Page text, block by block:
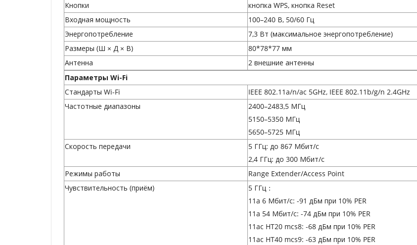
Кнопки
кнопка WPS, кнопка Reset
Входная мощность
100–240 В, 50/60 Гц
Энергопотребление
7,3 Вт (максимальное энергопотребление)
Размеры (Ш × Д × В)
80*78*77 мм
Антенна
2 внешние антенны
Параметры Wi-Fi
Стандарты Wi-Fi
IEEE 802.11a/n/ac 5GHz, IEEE 802.11b/g/n 2.4GHz
Частотные диапазоны
2400–2483,5 МГц
5150–5350 МГц
5650–5725 МГц
Скороcть передачи
5 ГГц: до 867 Мбит/с
2,4 ГГц: до 300 Мбит/с
Режимы работы
Range Extender/Access Point
Чувствительность (приём)
5 ГГц：
11a 6 Мбит/с: -91 дБм при 10% PER
11a 54 Мбит/с: -74 дБм при 10% PER
11ac HT20 mcs8: -68 дБм при 10% PER
11ac HT40 mcs9: -63 дБм при 10% PER